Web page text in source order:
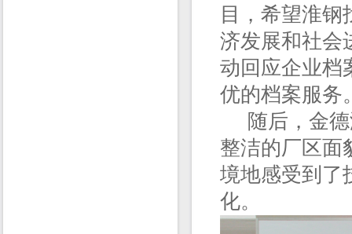
目，希望淮
济发展和社会
动回应企业档
优的档案服务
随后，金德
整洁的厂区面
境地感受到了
化。